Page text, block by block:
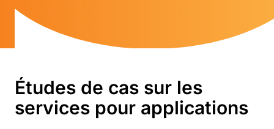
Études de cas sur les
services pour applications